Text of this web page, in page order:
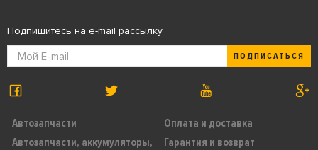
Автозапчасти
Автозапчасти, аккумуляторы,
Оплата и доставка
Гарантия и возврат
Подпишитесь на e-mail рассылку
ПОДПИСАТЬСЯ